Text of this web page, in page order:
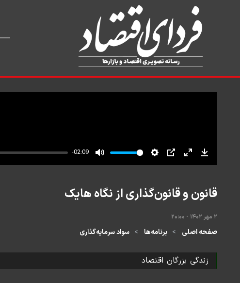
قانون و قانون‌گذاری از نگاه هایک
۲ مهر ۱۴۰۲ - ۲۰:۰۰
صفحه اصلی برنامه‌ها سواد سرمایه‌گذاری
زندگی بزرگان اقتصاد